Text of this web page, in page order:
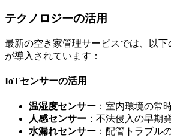
テクノロジーの活用
最新の空き家管理サービスでは、以
が導入されています：
IoTセンサーの活用
温湿度センサー ：室内環境の常
人感センサー ：不法侵入の早期
水漏れセンサー ：配管トラブル